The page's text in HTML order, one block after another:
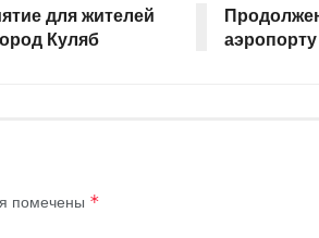
для жителей
Куляб
помечены *